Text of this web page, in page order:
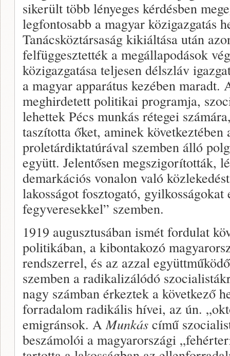
sikerült több lényeges kérdésben
legfontosabb a magyar közigazgatás
Tanácsköztársaság kikiáltása után
felfüggesztették a megállapodások
közigazgatása teljesen délszláv
a magyar apparátus kezében maradt.
meghirdetett politikai programja,
lehettek Pécs munkás rétegei
taszította őket, aminek következtében
proletárdiktatúrával szemben álló
együtt. Jelentősen megszigorították,
demarkációs vonalon való
lakosságot fosztogató,
fegyveresekkel” szemben.
1919 augusztusában ismét fordulat
politikában, a kibontakozó
rendszerrel, és az azzal
szemben a radikalizálódó
nagy számban érkeztek a következő
forradalom radikális hívei, az ún.
emigránsok. AMunkás című
beszámolói a magyarországi